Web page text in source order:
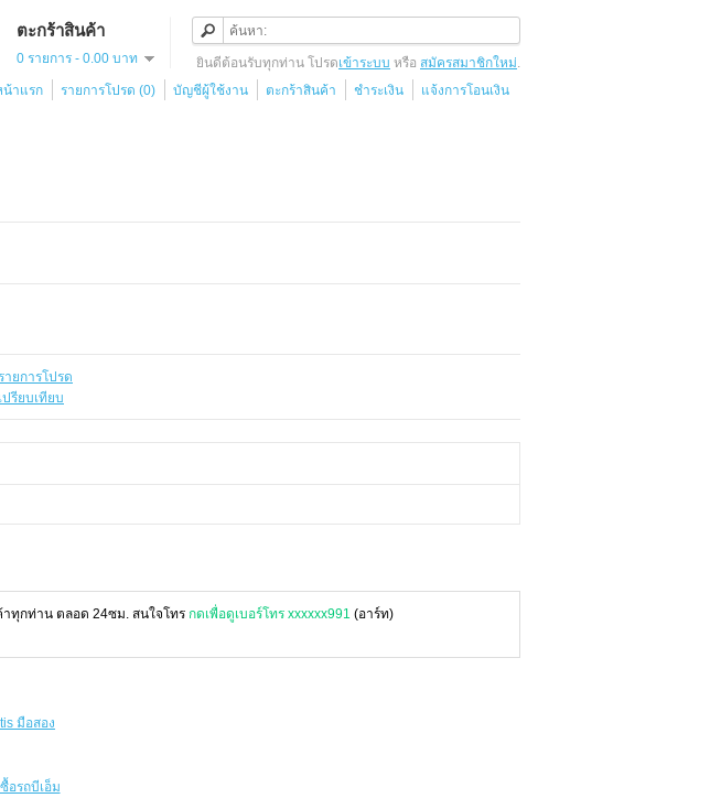
ตะกร้าสินค้า
0 รายการ - 0.00 บาท ยินดีต้อนรับทุกท่าน โปรดเข้าระบบ หรือ สมัครสมาชิกใหม่.
น้าแรก
รายการโปรด (0) บัญชีผู้ใช้งาน ตะกร้าสินค้า ชำระเงิน แจ้งการโอนเงิน
รายการโปรด
เปรียบเทียบ
ทุกท่าน ตลอด 24ซม. สนใจโทร กดเพื่อดูเบอร์โทร xxxxxx991 (อาร์ท)